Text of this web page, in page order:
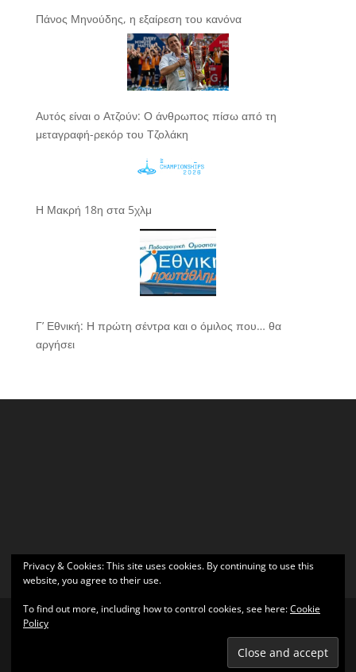
Πάνος Μηνούδης, η εξαίρεση του κανόνα
Αυτός είναι ο Ατζούν: Ο άνθρωπος πίσω από τη
μεταγραφή-ρεκόρ του Τζολάκη
Η Μακρή 18η στα 5χλμ
Γ’ Εθνική: Η πρώτη σέντρα και ο όμιλος που… θα
αργήσει
| Υποστηρίζεται από
Privacy & Cookies: This site uses cookies. By continuing to use this
website, you agree to their use.
To find out more, including how to control cookies, see here:Cookie
Policy